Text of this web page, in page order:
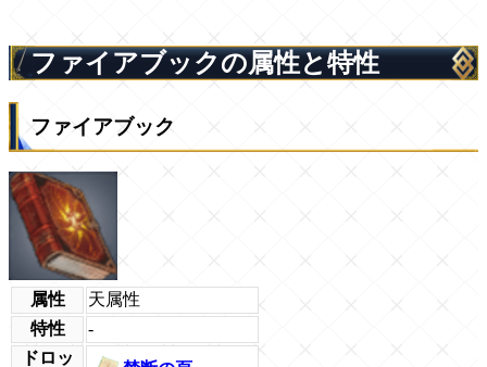
ファイアブックの属性と特性
ファイアブック
属性
天属性
特性
-
ドロッ